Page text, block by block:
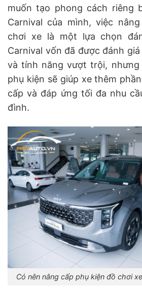
muốn tạo phong cách riêng
Carnival của mình, việc
chơi xe là một lựa chọn
Carnival vốn đã được đánh
và tính năng vượt trội,
phụ kiện sẽ giúp xe thêm
cấp và đáp ứng tối đa nhu
đình.
Có nên nâng cấp phụ kiện đồ chơi